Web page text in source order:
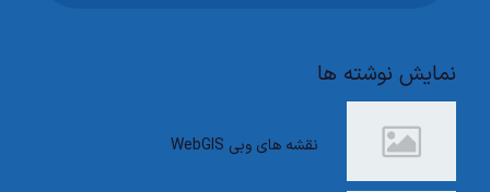
نمایش نوشته ها
نقشه های وبی WebGIS